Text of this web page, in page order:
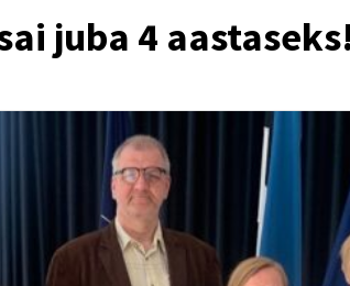
juba 4